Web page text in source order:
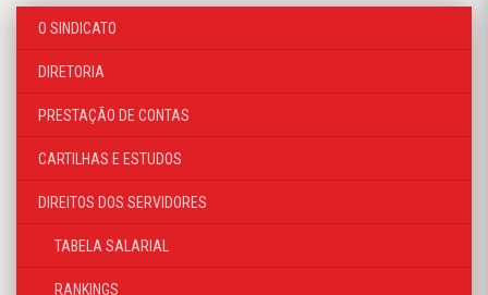
O SINDICATO
DIRETORIA
PRESTAÇÃO DE CONTAS
CARTILHAS E ESTUDOS
DIREITOS DOS SERVIDORES
TABELA SALARIAL
RANKINGS